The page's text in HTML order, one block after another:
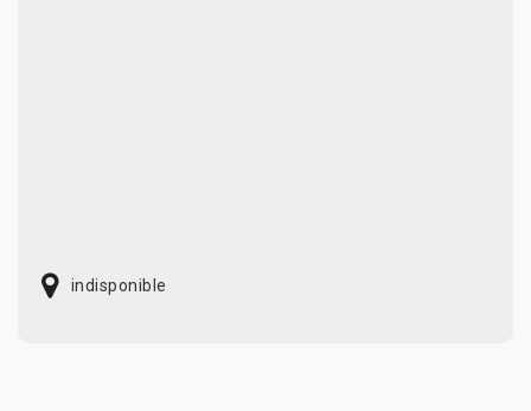
indisponible